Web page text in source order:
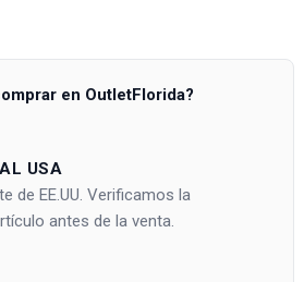
en OutletFlorida?
USA
de EE.UU. Verificamos la
antes de la venta.